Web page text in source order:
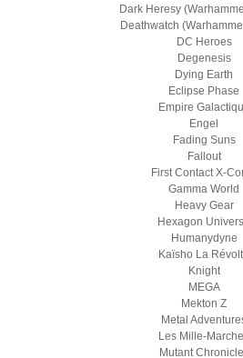
Dark Heresy
Deathwatch
DC Heroes
Degenesis
Dying Earth
Eclipse Phase
Empire
Engel
Fading Suns
Fallout
First Contact X-
Gamma World
Heavy Gear
Hexagon
Humanydyne
Kaïsho La
Knight
MEGA
Mekton Z
Metal
Les Mille-
Mutant